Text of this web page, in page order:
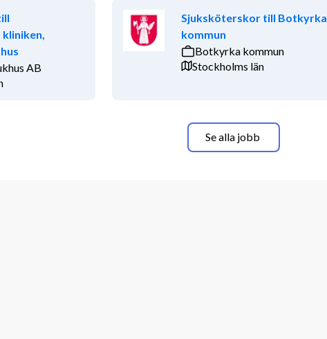
AB
Sjuksköterskor till Botkyrka
kommun
Botkyrka kommun
Stockholms län
Se alla jobb